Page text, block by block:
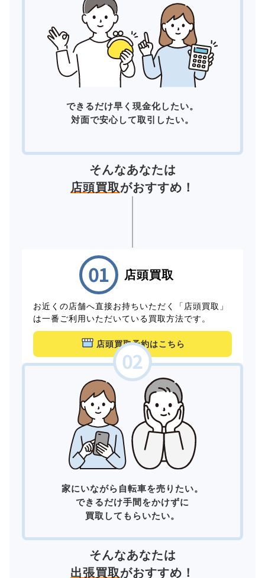
できるだけ早く現金化したい。
対面で安心して取引したい。
そんなあなたは
店頭買取がおすすめ！
店頭買取
お近くの店舗へ直接お持ちいただく「店頭買取」
は一番ご利用いただいている買取方法です。
店頭買取予約はこちら
家にいながら自転車を売りたい。
できるだけ手間をかけずに
買取してもらいたい。
そんなあなたは
出張買取がおすすめ！